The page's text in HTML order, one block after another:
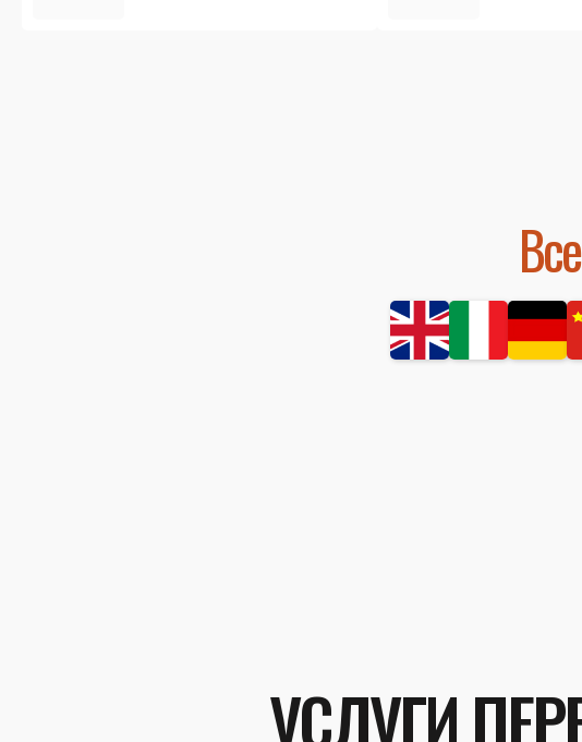
УСЛУГИ